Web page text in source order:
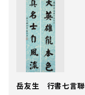
岳友生 行書七言聯